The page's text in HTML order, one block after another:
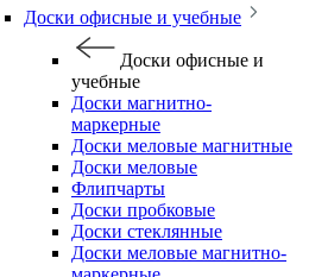
Доски офисные и учебные
Доски офисные и
учебные
Доски магнитно-
маркерные
Доски меловые магнитные
Доски меловые
Флипчарты
Доски пробковые
Доски стеклянные
Доски меловые магнитно-